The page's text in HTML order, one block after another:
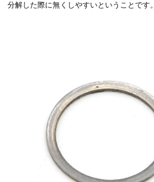
分解した際に無くしやすいということです。